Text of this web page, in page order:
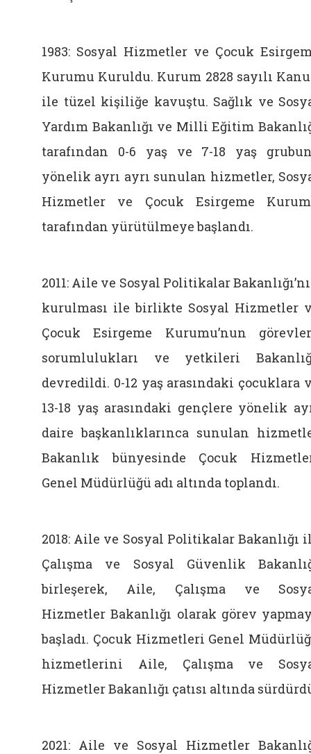
1983: Sosyal Hizmetler ve Çocuk
Kurumu Kuruldu. Kurum 2828 sayılı
ile tüzel kişiliğe kavuştu. Sağlık ve
Yardım Bakanlığı ve Milli Eğitim
tarafından 0-6 yaş ve 7-18 yaş
yönelik ayrı ayrı sunulan hizmetler,
Hizmetler ve Çocuk Esirgeme
tarafından yürütülmeye başlandı.
2011: Aile ve Sosyal Politikalar
kurulması ile birlikte Sosyal Hizmetler
Çocuk Esirgeme Kurumu’nun
sorumlulukları ve yetkileri
devredildi. 0-12 yaş arasındaki çocuklara
13-18 yaş arasındaki gençlere yönelik
daire başkanlıklarınca sunulan
Bakanlık bünyesinde Çocuk
Genel Müdürlüğü adı altında toplandı.
2018: Aile ve Sosyal Politikalar Bakanlığı
Çalışma ve Sosyal Güvenlik
birleşerek, Aile, Çalışma ve
Hizmetler Bakanlığı olarak görev
başladı. Çocuk Hizmetleri Genel
hizmetlerini Aile, Çalışma ve
Hizmetler Bakanlığı çatısı altında
2021: Aile ve Sosyal Hizmetler